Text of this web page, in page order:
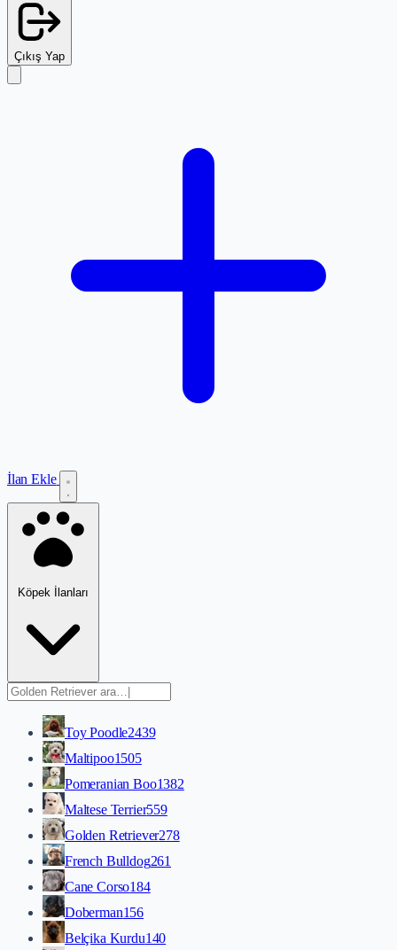
Çıkış Yap
İlan Ekle
Köpek İlanları
Toy Poodle2439
Maltipoo1505
Pomeranian Boo1382
Maltese Terrier559
Golden Retriever278
French Bulldog261
Cane Corso184
Doberman156
Belçika Kurdu140